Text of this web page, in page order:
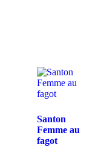
Santon
Femme au
fagot